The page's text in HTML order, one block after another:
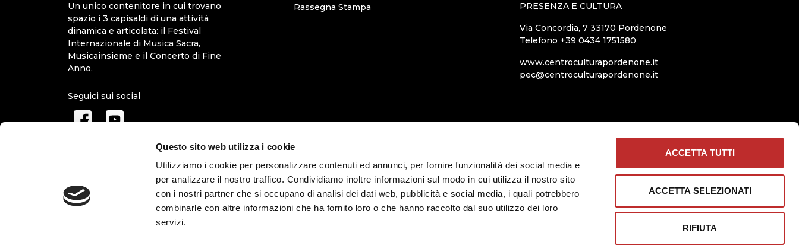
Questo sito web utilizza i cookie
Utilizziamo i cookie per personalizzare contenuti ed annunci, per fornire funzionalità dei social media e
per analizzare il nostro traffico. Condividiamo inoltre informazioni sul modo in cui utilizza il nostro sito
con i nostri partner che si occupano di analisi dei dati web, pubblicità e social media, i quali potrebbero
combinarle con altre informazioni che ha fornito loro o che hanno raccolto dal suo utilizzo dei loro
servizi.
ACCETTA TUTTI
ACCETTA SELEZIONATI
RIFIUTA
Un unico contenitore in cui trovano
spazio i 3 capisaldi di una attività
dinamica e articolata: il Festival
Internazionale di Musica Sacra,
Musicainsieme e il Concerto di Fine
Anno.
Seguici sui social
Rassegna Stampa PRESENZA E CULTURA
Via Concordia, 7 33170 Pordenone
Telefono +39 0434 1751580
www.centroculturapordenone.it
pec@centroculturapordenone.it